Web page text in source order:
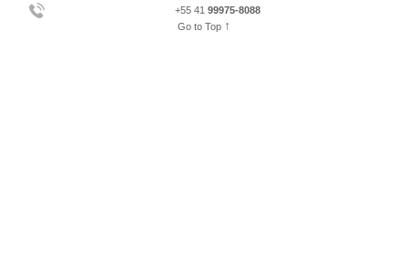
+55 41 99975-8088
Go to Top ↑